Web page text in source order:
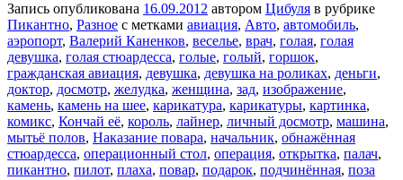
Запись опубликована 16.09.2012 автором Цибуля в рубрике
Пикантно, Разное с метками авиация, Авто, автомобиль,
аэропорт, Валерий Каненков, веселье, врач, голая, голая
девушка, голая стюардесса, голые, голый, горшок,
гражданская авиация, девушка, девушка на роликах, деньги,
доктор, досмотр, желудка, женщина, зад, изображение,
камень, камень на шее, карикатура, карикатуры, картинка,
комикс, Кончай её, король, лайнер, личный досмотр, машина,
мытьё полов, Наказание повара, начальник, обнажённая
стюардесса, операционный стол, операция, открытка, палач,
пикантно, пилот, плаха, повар, подарок, подчинённая, поза